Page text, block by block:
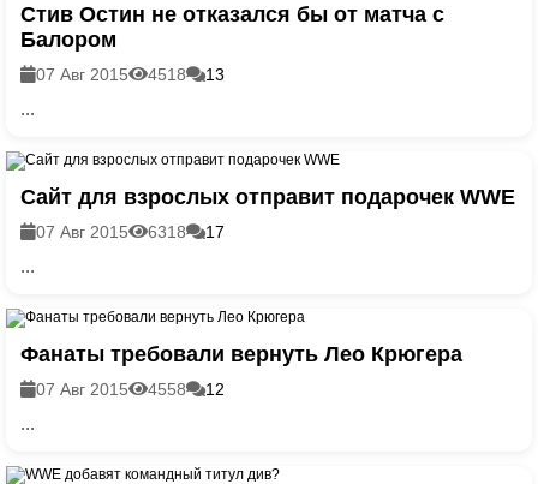
Стив Остин не отказался бы от матча с
Балором
07 Авг 2015 4518 13
...
Сайт для взрослых отправит подарочек WWE
07 Авг 2015 6318 17
...
Фанаты требовали вернуть Лео Крюгера
07 Авг 2015 4558 12
...